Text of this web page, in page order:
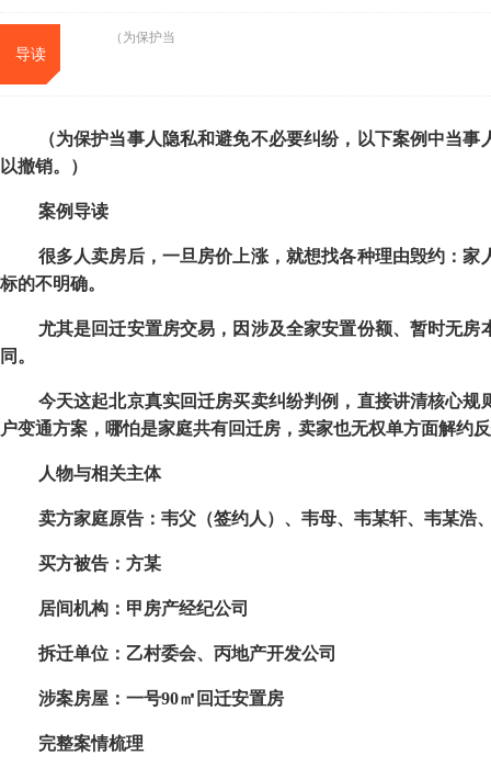
导读
（为保护当
（为保护当事人隐私和避免不必要纠纷，以下案例中当
以撤销。）
案例导读
很多人卖房后，一旦房价上涨，就想找各种理由毁约：
标的不明确。
尤其是回迁安置房交易，因涉及全家安置份额、暂时无
同。
今天这起北京真实回迁房买卖纠纷判例，直接讲清核心
户变通方案，哪怕是家庭共有回迁房，卖家也无权单方面解约
人物与相关主体
卖方家庭原告：韦父（签约人）、韦母、韦某轩、韦某浩
买方被告：方某
居间机构：甲房产经纪公司
拆迁单位：乙村委会、丙地产开发公司
涉案房屋：一号90㎡回迁安置房
完整案情梳理